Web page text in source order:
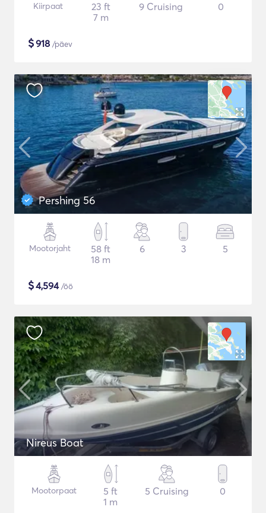
Kiirpaat
23 ft
7 m
9 Cruising 0
$918 /päev
Pershing 56
Mootorjaht
58 ft
18 m
6 3 5
$4,594/öö
Nireus Boat
Mootorpaat
5 ft
1 m
5 Cruising 0